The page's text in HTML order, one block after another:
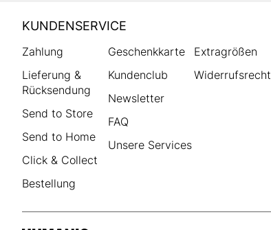
HUMANIC
Footer
KUNDENSERVICE
Zahlung
Lieferung &
Rücksendung
Send to Store
Send to Home
Click & Collect
Bestellung
Geschenkkarte
Kundenclub
Newsletter
FAQ
Unsere Services
Extragrößen
Widerrufsrecht